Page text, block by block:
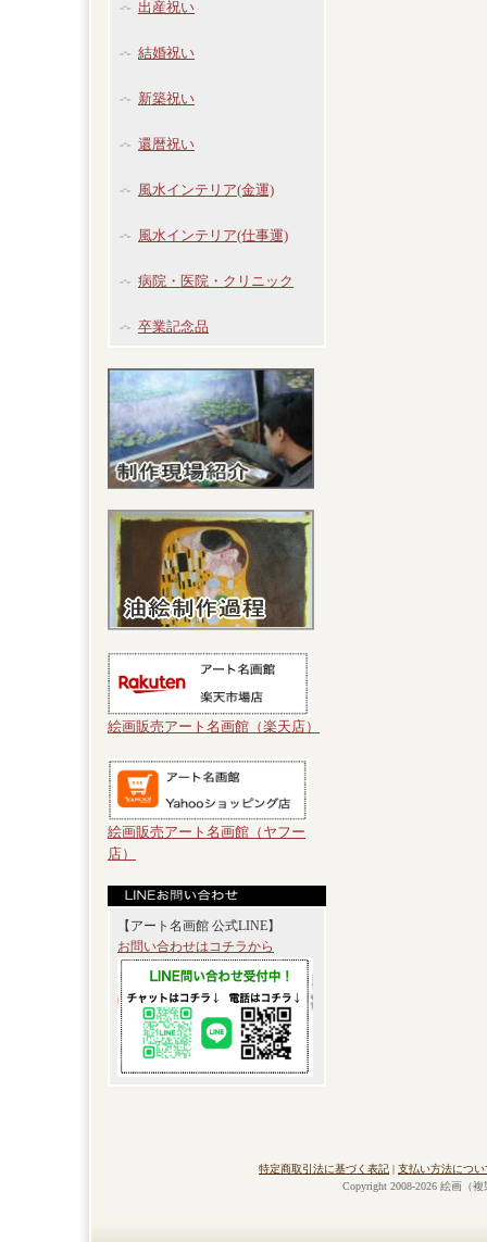
出産祝い
結婚祝い
新築祝い
還暦祝い
風水インテリア(金運)
風水インテリア(仕事運)
病院・医院・クリニック
卒業記念品
絵画販売アート名画館（楽天店）
絵画販売アート名画館（ヤフー
店）
【アート名画館 公式LINE】
お問い合わせはコチラから
特定商取引法に基づく表記 | 支払い方法につい
Copyright 2008-2026 絵画（